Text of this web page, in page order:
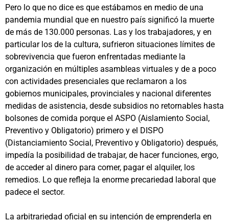
Pero lo que no dice es que estábamos en medio de una
pandemia mundial que en nuestro país significó la muerte
de más de 130.000 personas. Las y los trabajadores, y en
particular los de la cultura, sufrieron situaciones límites de
sobrevivencia que fueron enfrentadas mediante la
organización en múltiples asambleas virtuales y de a poco
con actividades presenciales que reclamaron a los
gobiernos municipales, provinciales y nacional diferentes
medidas de asistencia, desde subsidios no retornables hasta
bolsones de comida porque el ASPO (Aislamiento Social,
Preventivo y Obligatorio) primero y el DISPO
(Distanciamiento Social, Preventivo y Obligatorio) después,
impedía la posibilidad de trabajar, de hacer funciones, ergo,
de acceder al dinero para comer, pagar el alquiler, los
remedios. Lo que refleja la enorme precariedad laboral que
padece el sector.
La arbitrariedad oficial en su intención de emprenderla en